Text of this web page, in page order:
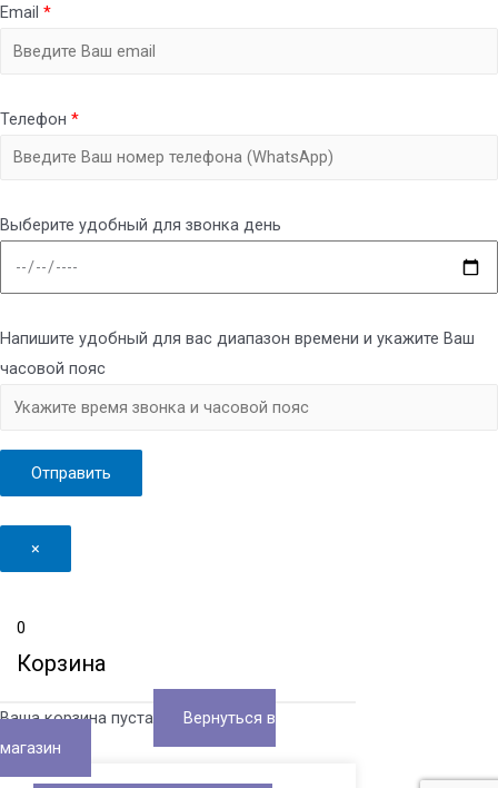
Email *
Телефон *
Выберите удобный для звонка день
Напишите удобный для вас диапазон времени и укажите Ваш
часовой пояс
×
0
Корзина
Ваша корзина пуста
Вернуться в
магазин